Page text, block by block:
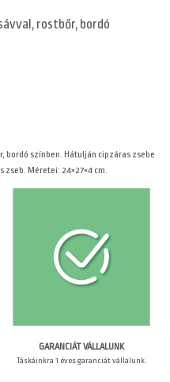
rostbőr, bordó
mennyiség
bordó színben. Hátulján cipzáras zsebe
Méretei: 24×27×4 cm.
GARANCIÁT VÁLLALUNK
Táskáinkra 1 éves garanciát vállalunk.